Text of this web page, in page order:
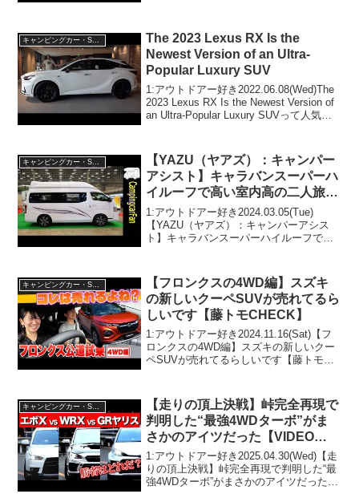
注目です！3:ア...
The 2023 Lexus RX Is the
Newest Version of an Ultra-
Popular Luxury SUV
1:アウトドアー好き2022.06.08(Wed)The
2023 Lexus RX Is the Newest Version of
an Ultra-Popular Luxury SUVって人気で
キャンピングカー・SUV人気車種
【YAZU（ヤアズ）：キャンパー
アシスト】キャラバンスーパーハ
イルーフで高い室内高の二人旅仕
様バンコン キャンピングカー
1:アウトドアー好き2024.03.05(Tue)
【YAZU（ヤアズ）：キャンパーアシス
ト】キャラバンスーパーハイルーフで高
さないで！！2:アウトドアー好き2024....
【フロンクスの4WD編】スズキ
の新しいクーペSUVが売れてるら
しいです【藤トモCHECK】
1:アウトドアー好き2024.11.16(Sat)【フ
ロンクスの4WD編】スズキの新しいクー
ペSUVが売れてるらしいです【藤トモ
2024.11.16(Sat)この動画は...
キャンピングカー・SUV人気車種
【走りの頂上決戦】峠完全再現で
判明した“最強4WDターボ”がま
さかのアイツだった【VIDEO
OPTION切り抜き】
1:アウトドアー好き2025.04.30(Wed)【走
りの頂上決戦】峠完全再現で判明した“最
強4WDターボ”がまさかのアイツだった